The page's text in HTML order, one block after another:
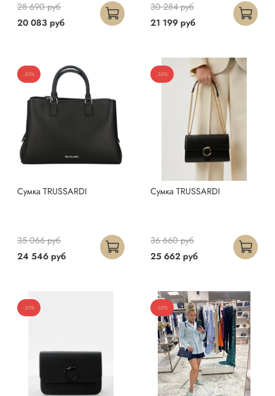
20 083 руб
28 690 руб
21 199 руб
30 284 руб
-30%
Сумка TRUSSARDI
24 546 руб
35 066 руб
-30%
Сумка TRUSSARDI
25 662 руб
36 660 руб
-30% -30%